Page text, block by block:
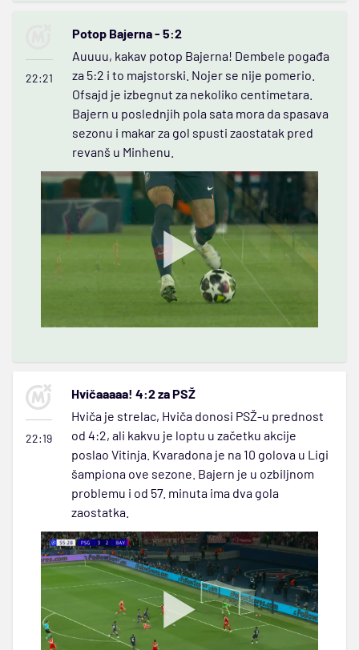
22:21
Potop Bajerna - 5:2
Auuuu, kakav potop Bajerna! Dembele pogađa
za 5:2 i to majstorski. Nojer se nije pomerio.
Ofsajd je izbegnut za nekoliko centimetara.
Bajern u poslednjih pola sata mora da spasava
sezonu i makar za gol spusti zaostatak pred
revanš u Minhenu.
22:19
Hvičaaaaa! 4:2 za PSŽ
Hviča je strelac, Hviča donosi PSŽ-u prednost
od 4:2, ali kakvu je loptu u začetku akcije
poslao Vitinja. Kvaradona je na 10 golova u Ligi
šampiona ove sezone. Bajern je u ozbiljnom
problemu i od 57. minuta ima dva gola
zaostatka.